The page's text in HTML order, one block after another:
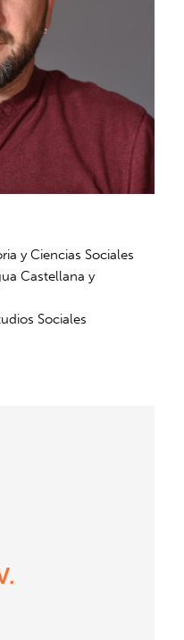
y Ciencias Sociales
Castellana y
Sociales